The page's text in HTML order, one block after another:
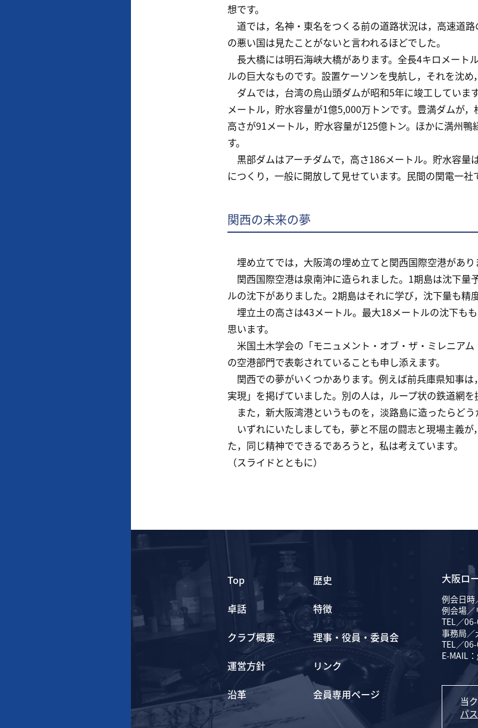
想です。
道では，名神・東名をつくる前の道路状況は，高速道
の悪い国は見たことがないと言われるほどでした。
長大橋には明石海峡大橋があります。全長4キロメート
ルの巨大なものです。設置ケーソンを曳航し，それを沈め
ダムでは，台湾の烏山頭ダムが昭和5年に竣工していま
メートル，貯水容量が1億5,000万トンです。豊満ダムが
高さが91メートル，貯水容量が125億トン。ほかに満州
す。
黒部ダムはアーチダムで，高さ186メートル。貯水容量
につくり，一般に開放して見せています。民間の関電一社
関西の未来の夢
埋め立てでは，大阪湾の埋め立てと関西国際空港があり
関西国際空港は泉南沖に造られました。1期島は沈下量
ルの沈下がありました。2期島はそれに学び，沈下量も精
埋立土の高さは43メートル。最大18メートルの沈下も
思います。
米国土木学会の「モニュメント・オブ・ザ・ミレニア
の空港部門で表彰されていることも申し添えます。
関西での夢がいくつかあります。例えば前兵庫県知事
実現」を掲げていました。別の人は，ループ状の鉄道網を
また，新大阪湾港というものを，淡路島に造ったらどう
いずれにいたしましても，夢と不屈の闘志と現場主義
た，同じ精神でできるであろうと，私は考えています。
（スライドとともに）
Top
卓話
クラブ概要
運営方針
沿革
歴史
特徴
理事・役員・委員会
リンク
会員専用ページ
大阪ロ
例会日時
例会場／
TEL／
事務局／
TEL／
E-MAIL：
当
パ